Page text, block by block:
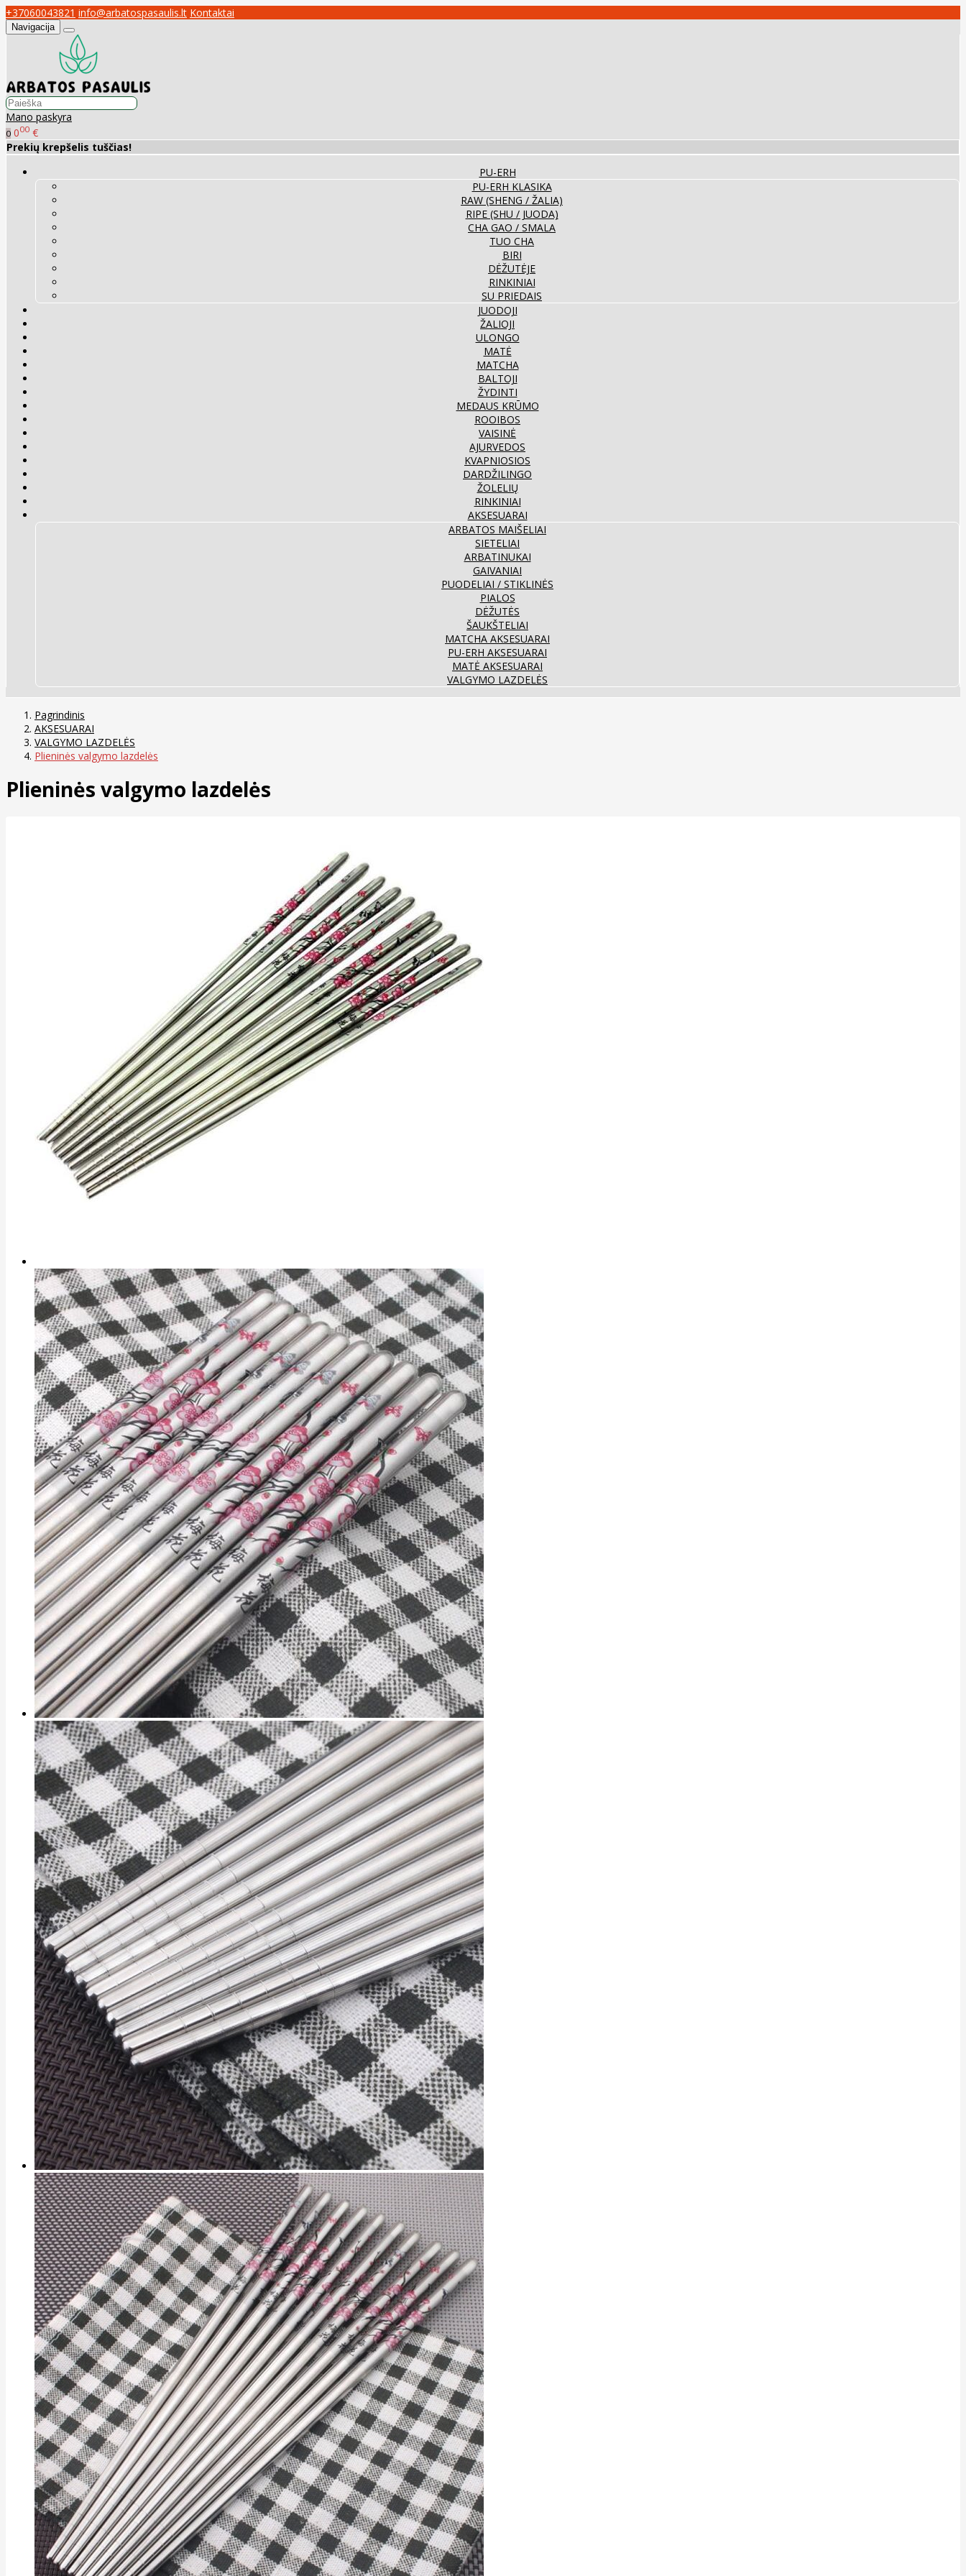
+37060043821 info@arbatospasaulis.lt Kontaktai
Navigacija
Mano paskyra
0 000 €
Prekių krepšelis tuščias!
PU-ERH
PU-ERH KLASIKA
RAW (SHENG / ŽALIA)
RIPE (SHU / JUODA)
CHA GAO / SMALA
TUO CHA
BIRI
DĖŽUTĖJE
RINKINIAI
SU PRIEDAIS
JUODOJI
ŽALIOJI
ULONGO
MATĖ
MATCHA
BALTOJI
ŽYDINTI
MEDAUS KRŪMO
ROOIBOS
VAISINĖ
AJURVEDOS
KVAPNIOSIOS
DARDŽILINGO
ŽOLELIŲ
RINKINIAI
AKSESUARAI
ARBATOS MAIŠELIAI
SIETELIAI
ARBATINUKAI
GAIVANIAI
PUODELIAI / STIKLINĖS
PIALOS
DĖŽUTĖS
ŠAUKŠTELIAI
MATCHA AKSESUARAI
PU-ERH AKSESUARAI
MATĖ AKSESUARAI
VALGYMO LAZDELĖS
Pagrindinis
AKSESUARAI
VALGYMO LAZDELĖS
Plieninės valgymo lazdelės
Plieninės valgymo lazdelės